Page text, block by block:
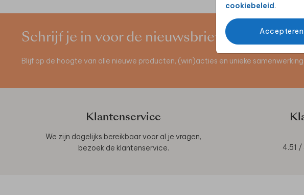
cookiebeleid.
Accepteren
Schrijf je in voor de nieuwsbrief
Blijf op de hoogte van alle nieuwe producten, (win)acties en unieke
Klantenservice
We zijn dagelijks bereikbaar voor al je vragen,
bezoek de klantenservice. 4.51 /